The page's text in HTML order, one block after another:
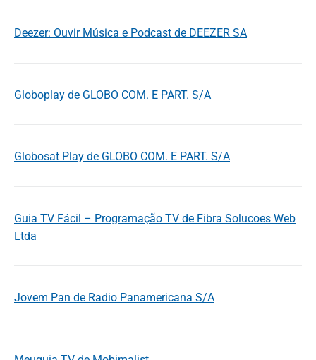
Deezer: Ouvir Música e Podcast de DEEZER SA
Globoplay de GLOBO COM. E PART. S/A
Globosat Play de GLOBO COM. E PART. S/A
Guia TV Fácil – Programação TV de Fibra Solucoes Web
Ltda
Jovem Pan de Radio Panamericana S/A